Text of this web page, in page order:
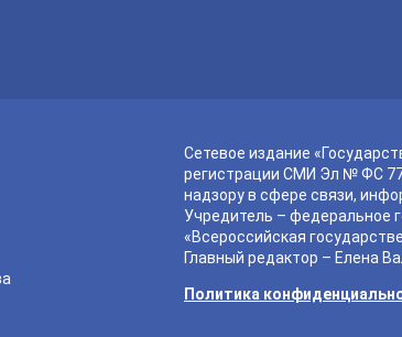
Сетевое издание
регистрации СМИ Эл № ФС
надзору в сфере связи,
Учредитель – федеральное
«Всероссийская
Главный редактор – Елена
Политика